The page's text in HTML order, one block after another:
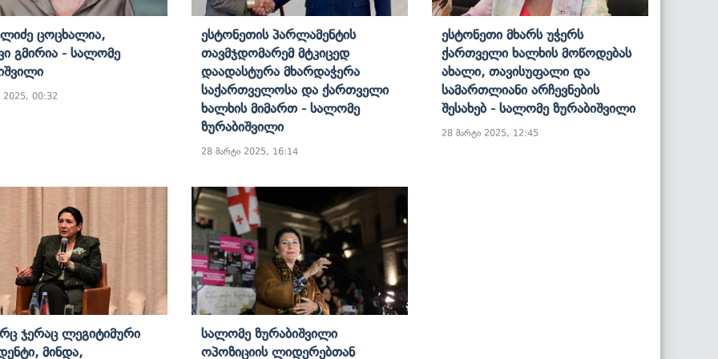
Ცოცხალია,
Გმირია - Სალომე
2025, 00:32
Ესტონეთის Პარლამენტის
Თავმჯდომარემ Მტკიცედ
Დაადასტურა Მხარდაჭერა
Საქართველოსა Და Ქართველი
Ხალხის Მიმართ - Სალომე
Ზურაბიშვილი
28 მარტი 2025, 16:14
Ესტონეთი Მხარს Უჭერს
Ქართველი Ხალხის Მოწოდებას
Ახალი, Თავისუფალი Და
Სამართლიანი Არჩევნების
Შესახებ - Სალომე Ზურაბიშვილი
28 მარტი 2025, 12:45
Ჯერაც Ლეგიტიმური
Მინდა,
Სალომე Ზურაბიშვილი
Ოპოზიციის Ლიდერებთან